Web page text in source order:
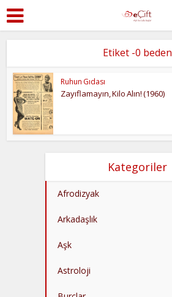
Etiket -0 beden
Ruhun Gıdası
Zayıflamayın, Kilo Alın! (1960)
Kategoriler
Afrodizyak
Arkadaşlık
Aşk
Astroloji